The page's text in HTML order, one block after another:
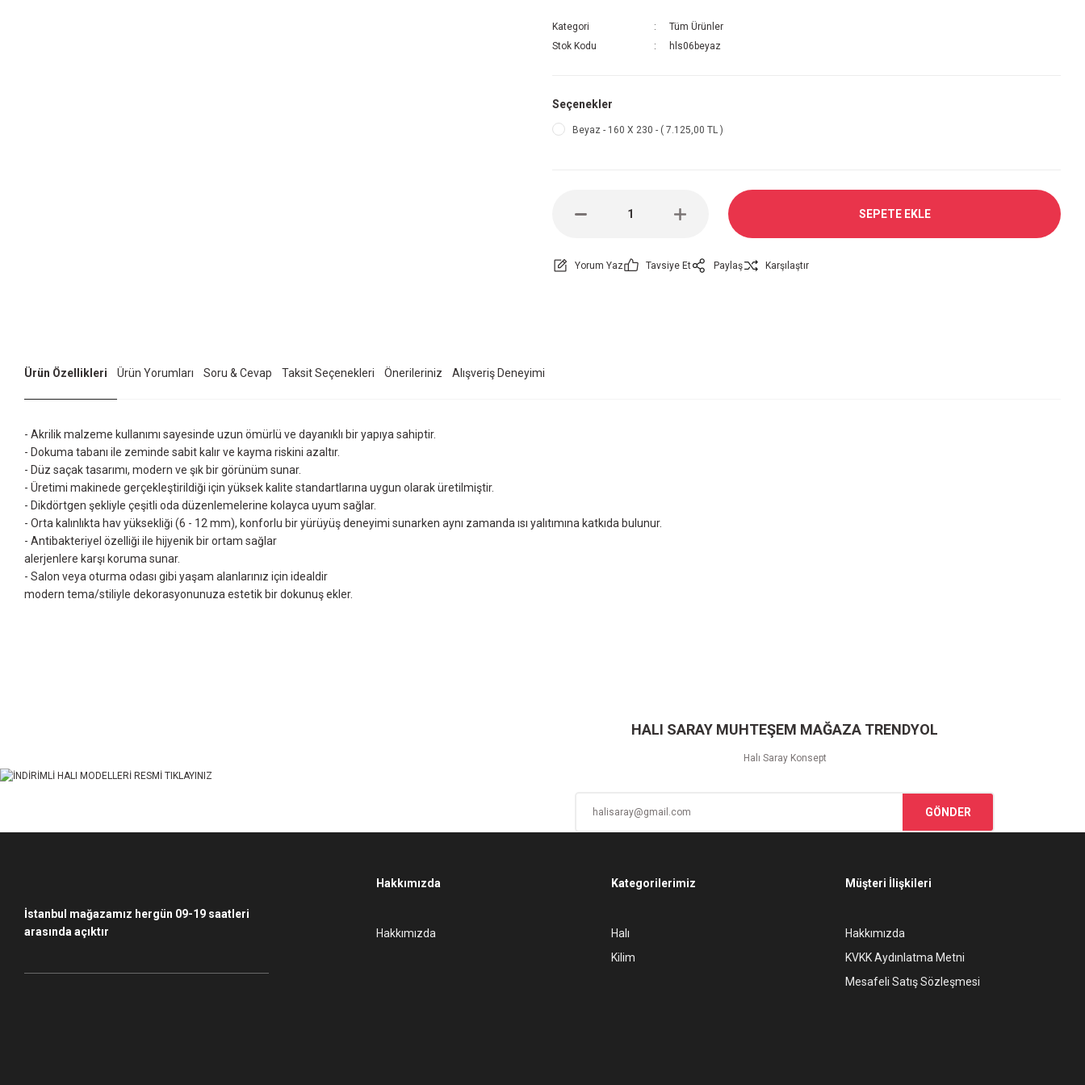
Kategori
Tüm Ürünler
Stok Kodu
hls06beyaz
Seçenekler
Beyaz - 160 X 230 - ( 7.125,00 TL )
SEPETE EKLE
Yorum Yaz Tavsiye Et Paylaş Karşılaştır
Ürün Özellikleri Ürün Yorumları Soru & Cevap Taksit Seçenekleri Önerileriniz Alışveriş Deneyimi
- Akrilik malzeme kullanımı sayesinde uzun ömürlü ve dayanıklı bir yapıya sahiptir.
- Dokuma tabanı ile zeminde sabit kalır ve kayma riskini azaltır.
- Düz saçak tasarımı, modern ve şık bir görünüm sunar.
- Üretimi makinede gerçekleştirildiği için yüksek kalite standartlarına uygun olarak üretilmiştir.
- Dikdörtgen şekliyle çeşitli oda düzenlemelerine kolayca uyum sağlar.
- Orta kalınlıkta hav yüksekliği (6 - 12 mm), konforlu bir yürüyüş deneyimi sunarken aynı zamanda ısı yalıtımına katkıda bulunur.
- Antibakteriyel özelliği ile hijyenik bir ortam sağlar
alerjenlere karşı koruma sunar.
- Salon veya oturma odası gibi yaşam alanlarınız için idealdir
modern tema/stiliyle dekorasyonunuza estetik bir dokunuş ekler.
Ürün fiyatı diğer sitelerden daha pahalı.
HALI SARAY MUHTEŞEM MAĞAZA TRENDYOL
Halı Saray Konsept
GÖNDER
İstanbul mağazamız hergün 09-19 saatleri
arasında açıktır
Hakkımızda
Hakkımızda
Kategorilerimiz
Halı
Kilim
Müşteri İlişkileri
Hakkımızda
KVKK Aydınlatma Metni
Mesafeli Satış Sözleşmesi